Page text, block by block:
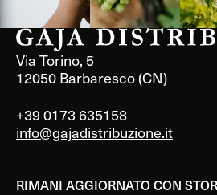
Via Torino, 5
12050 Barbaresco (CN)
+39 0173 635158
info@gajadistribuzione.it
RIMANI AGGIORNATO CON